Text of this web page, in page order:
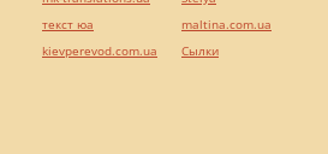
текст юа
kievperevod.com.ua
maltina.com.ua
Cылки